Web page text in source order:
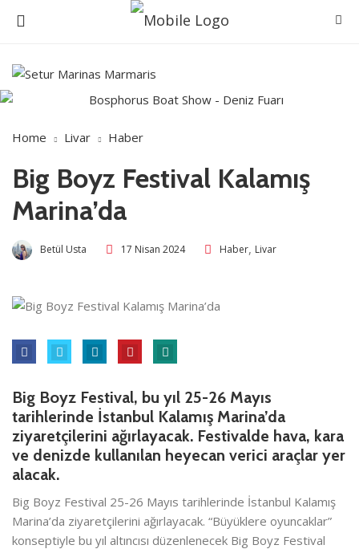
Home Livar Haber
Big Boyz Festival Kalamış
Marina’da
Betül Usta 17 Nisan 2024 Haber, Livar
Big Boyz Festival, bu yıl 25-26 Mayıs
tarihlerinde İstanbul Kalamış Marina’da
ziyaretçilerini ağırlayacak. Festivalde hava, kara
ve denizde kullanılan heyecan verici araçlar yer
alacak.
Big Boyz Festival 25-26 Mayıs tarihlerinde İstanbul Kalamış
Marina’da ziyaretçilerini ağırlayacak. “Büyüklere oyuncaklar”
konseptiyle bu yıl altıncısı düzenlenecek Big Boyz Festival